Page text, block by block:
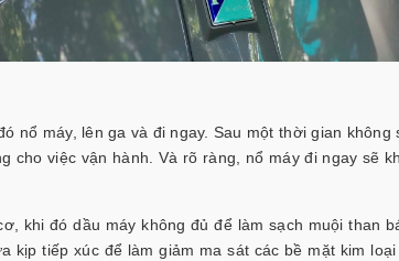
nổ máy, lên ga và đi ngay. Sau một thời gian không
việc vận hành. Và rõ ràng, nổ máy đi ngay sẽ
khi đó dầu máy không đủ để làm sạch muội than
kịp tiếp xúc để làm giảm ma sát các bề mặt kim